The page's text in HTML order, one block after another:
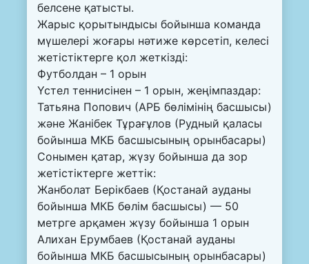
белсене қатысты.
Жарыс қорытындысы бойынша команда
мүшелері жоғары нәтиже көрсетіп, келесі
жетістіктерге қол жеткізді:
Футболдан – 1 орын
Үстел теннисінен – 1 орын, жеңімпаздар:
Татьяна Попович (АРБ бөлімінің басшысы)
және Жанібек Тұрағұлов (Рудный қаласы
бойынша МКБ басшысының орынбасары)
Сонымен қатар, жүзу бойынша да зор
жетістіктерге жеттік:
Жанболат Берікбаев (Қостанай ауданы
бойынша МКБ бөлім басшысы) — 50
метрге арқамен жүзу бойынша 1 орын
Алихан Ерумбаев (Қостанай ауданы
бойынша МКБ басшысының орынбасары)